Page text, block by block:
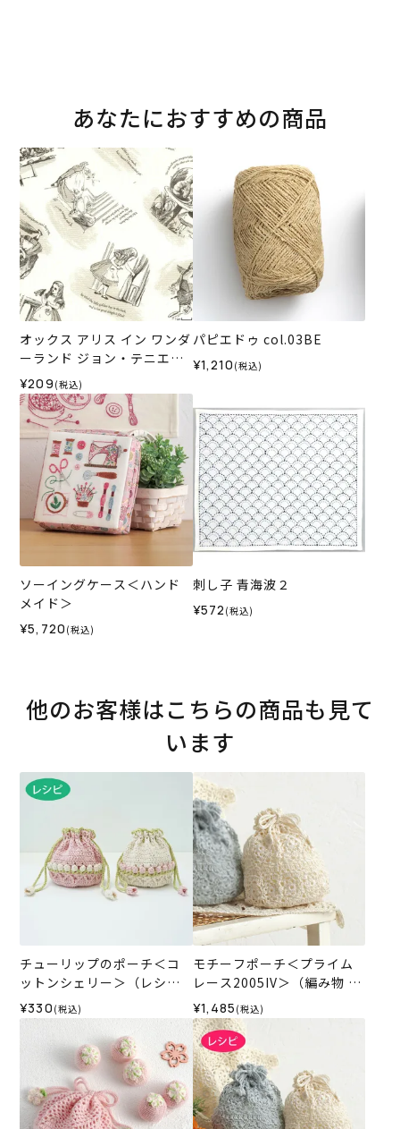
あなたにおすすめの商品
オックス アリス イン ワンダ
ーランド ジョン・テニエル
の世界＜01BE＞生地 ホビー
ラホビーレデザインコレク
ション
¥209 (税込)
パピエドゥ col.03BE
¥1,210 (税込)
ソーイングケース＜ハンド
メイド＞
¥5,720 (税込)
刺し子 青海波２
¥572 (税込)
他のお客様はこちらの商品も見て
います
チューリップのポーチ＜コ
ットンシェリー＞（レシ
ピ）
¥330 (税込)
モチーフポーチ＜プライム
レース2005IV＞（編み物 材
料セット）
¥1,485 (税込)